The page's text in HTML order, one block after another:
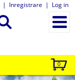
| Inregistrare | Log in
0